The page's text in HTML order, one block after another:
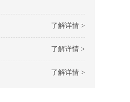
了解详情 >
了解详情 >
了解详情 >